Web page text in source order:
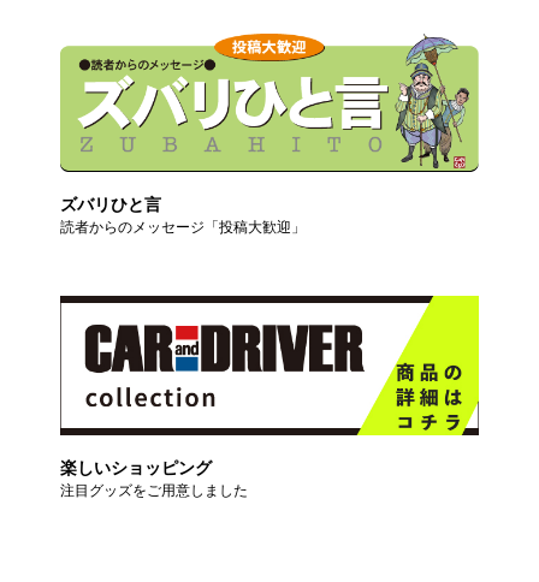
ズバリひと言
読者からのメッセージ「投稿大歓迎」
楽しいショッピング
注目グッズをご用意しました